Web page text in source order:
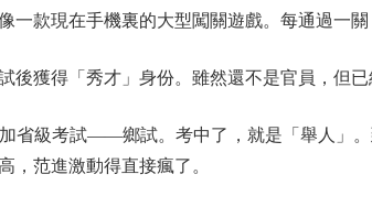
款現在手機裏的大型闖關遊戲。每通過一關
獲得「秀才」身份。雖然還不是官員，但已
級考試——鄉試。考中了，就是「舉人」。
，范進激動得直接瘋了。